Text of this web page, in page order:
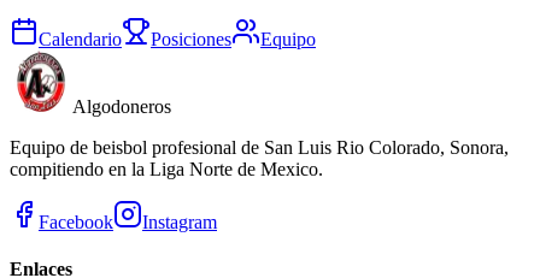
Calendario Posiciones Equipo
Algodoneros
Equipo de beisbol profesional de San Luis Rio Colorado, Sonora,
compitiendo en la Liga Norte de Mexico.
Facebook Instagram
Enlaces